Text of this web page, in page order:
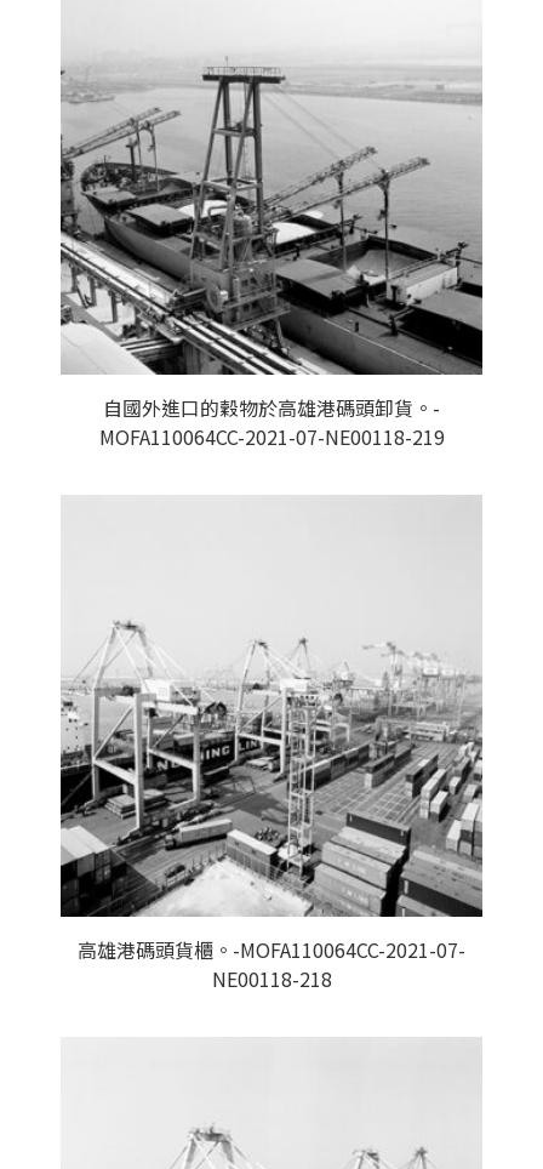
自國外進口的穀物於高雄港碼頭卸貨。-
MOFA110064CC-2021-07-NE00118-219
高雄港碼頭貨櫃。-MOFA110064CC-2021-07-
NE00118-218